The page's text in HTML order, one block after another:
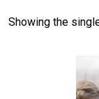
Showing the